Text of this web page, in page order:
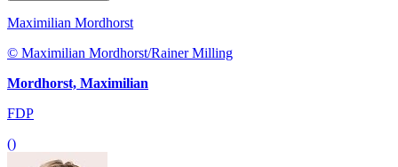
Maximilian Mordhorst
© Maximilian Mordhorst/Rainer Milling
Mordhorst, Maximilian
FDP
()